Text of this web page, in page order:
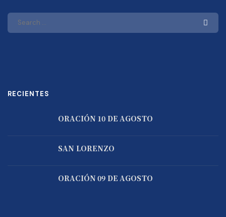
RECIENTES
ORACIÓN 10 DE AGOSTO
SAN LORENZO
ORACIÓN 09 DE AGOSTO